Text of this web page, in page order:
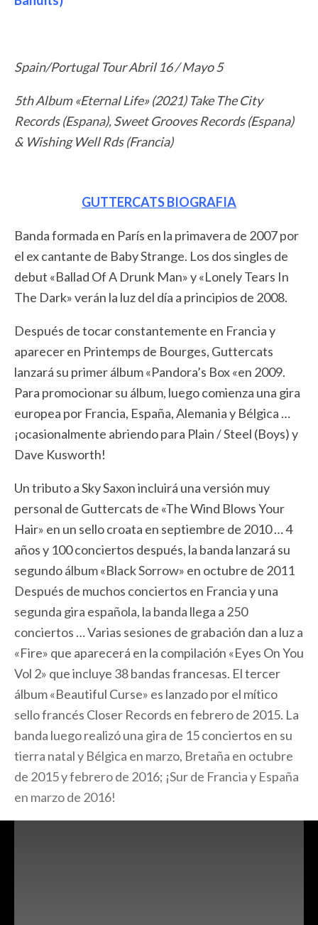
Spain/Portugal Tour Abril 16 / Mayo 5
5th Album «Eternal Life» (2021) Take The City
Records (Espana), Sweet Grooves Records (Espana)
& Wishing Well Rds (Francia)
GUTTERCATS BIOGRAFIA
Banda formada en París en la primavera de 2007 por
el ex cantante de Baby Strange. Los dos singles de
debut «Ballad Of A Drunk Man» y «Lonely Tears In
The Dark» verán la luz del día a principios de 2008.
Después de tocar constantemente en Francia y
aparecer en Printemps de Bourges, Guttercats
lanzará su primer álbum «Pandora’s Box «en 2009.
Para promocionar su álbum, luego comienza una gira
europea por Francia, España, Alemania y Bélgica …
¡ocasionalmente abriendo para Plain / Steel (Boys) y
Dave Kusworth!
Un tributo a Sky Saxon incluirá una versión muy
personal de Guttercats de «The Wind Blows Your
Hair» en un sello croata en septiembre de 2010 … 4
años y 100 conciertos después, la banda lanzará su
segundo álbum «Black Sorrow» en octubre de 2011
Después de muchos conciertos en Francia y una
segunda gira española, la banda llega a 250
conciertos … Varias sesiones de grabación dan a luz a
«Fire» que aparecerá en la compilación «Eyes On You
Vol 2» que incluye 38 bandas francesas. El tercer
álbum «Beautiful Curse» es lanzado por el mítico
sello francés Closer Records en febrero de 2015. La
banda luego realizó una gira de 15 conciertos en su
tierra natal y Bélgica en marzo, Bretaña en octubre
de 2015 y febrero de 2016; ¡Sur de Francia y España
en marzo de 2016!